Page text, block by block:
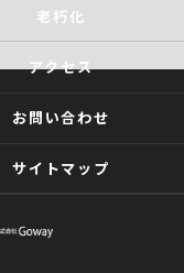
老朽化
アクセス
お問い合わせ
サイトマップ